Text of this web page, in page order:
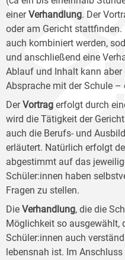
einerVerhandlung. Der
oder am Gericht
auch kombiniert werden,
und anschließend eine
Ablauf und Inhalt kann
Absprache mit der Schule –
DerVortrag erfolgt durch
wird die Tätigkeit der
auch die Berufs- und
erläutert. Natürlich erfolgt
abgestimmt auf das
Schüler:innen haben
Fragen zu stellen.
Die Verhandlung, die die
Möglichkeit so ausgewählt,
Schüler:innen auch
lebensnah ist. Im